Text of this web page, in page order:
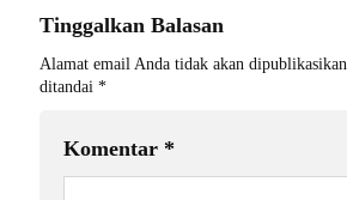
Tinggalkan Balasan
Alamat email Anda tidak akan dipublikasikan.
ditandai *
Komentar *